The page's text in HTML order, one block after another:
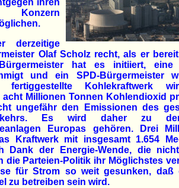
ihren
Konzern
derzeitige
Olaf Scholz recht, als er
hat es initiiert, eine
und ein SPD-Bürgermeister
Kohlekraftwerk
Millionen Tonnen Kohlendioxid
ungefähr den Emissionen des
Es wird daher zu
Europas gehören. Drei
Kraftwerk mit insgesamt 1.654
Dank der Energie-Wende, die
die Parteien-Politik ihr Möglichstes
für Strom so weit gesunken, daß
zu betreiben sein wird.